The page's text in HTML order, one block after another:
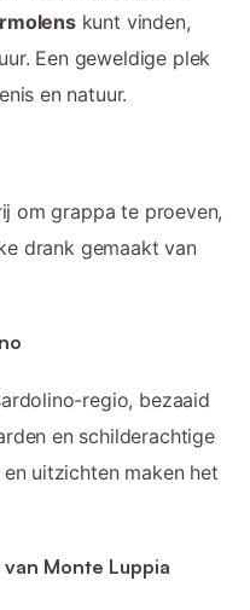
kunt vinden,
Een geweldige plek
en natuur.
om grappa te proeven,
drank gemaakt van
regio, bezaaid
en schilderachtige
uitzichten maken het
Monte Luppia